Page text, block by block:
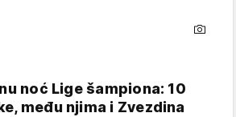
noć Lige šampiona: 10
među njima i Zvezdina